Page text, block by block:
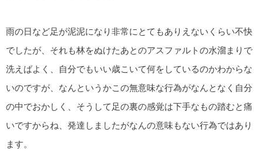
雨の日など足が泥泥になり非常にとてもありえないくらい不快
でしたが、それも林をぬけたあとのアスファルトの水溜まりで
洗えばよく、自分でもいい歳こいて何をしているのかわからな
いのですが、なんというかこの無意味な行為がなんとなく自分
の中でおかしく、そうして足の裏の感覚は下手なもの踏むと痛
いですからね、発達しましたがなんの意味もない行為ではあり
ます。